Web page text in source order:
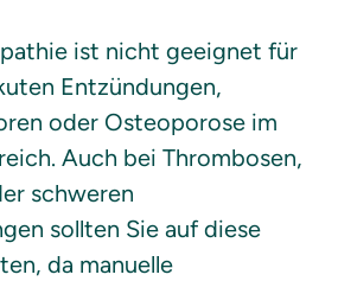
ist nicht geeignet für
Entzündungen,
oder Osteoporose im
Auch bei Thrombosen,
schweren
sollten Sie auf diese
da manuelle